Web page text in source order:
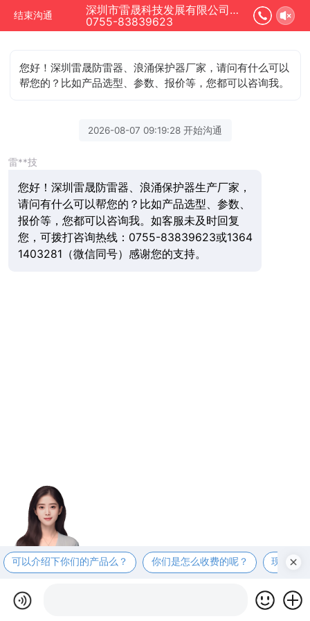
结束沟通
深圳市雷晟科技发展有限公司正在为您服务
0755-83839623
您好！深圳雷晟防雷器、浪涌保护器厂家，请问有什么可以
帮您的？比如产品选型、参数、报价等，您都可以咨询我。
2026-08-07 09:19:28 开始沟通
雷**技
您好！深圳雷晟防雷器、浪涌保护器生产厂家，
请问有什么可以帮您的？比如产品选型、参数、
报价等，您都可以咨询我。如客服未及时回复
您，可拨打咨询热线：0755-83839623或1364
1403281（微信同号）感谢您的支持。
可以介绍下你们的产品么？ 你们是怎么收费的呢？ 现在有